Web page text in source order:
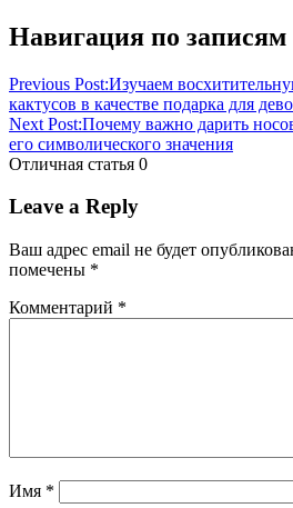
Навигация по записям
Previous Post:Изучаем
кактусов в качестве подарка для
Next Post:Почему важно дарить
его символического значения
Отличная статья 0
Leave a Reply
Ваш адрес email не будет
помечены *
Комментарий *
Имя *